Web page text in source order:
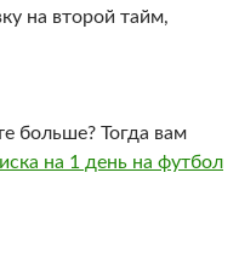
на второй тайм,
больше? Тогда вам
на 1 день на футбол